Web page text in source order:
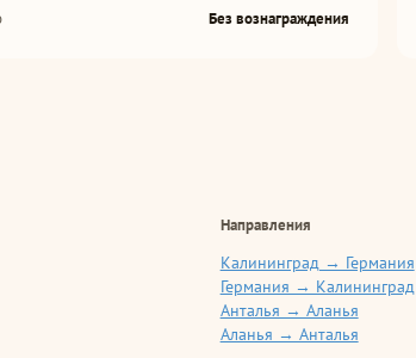
Без вознаграждения
Направления
Калининград → Германия
Германия → Калининград
Анталья → Аланья
Аланья → Анталья